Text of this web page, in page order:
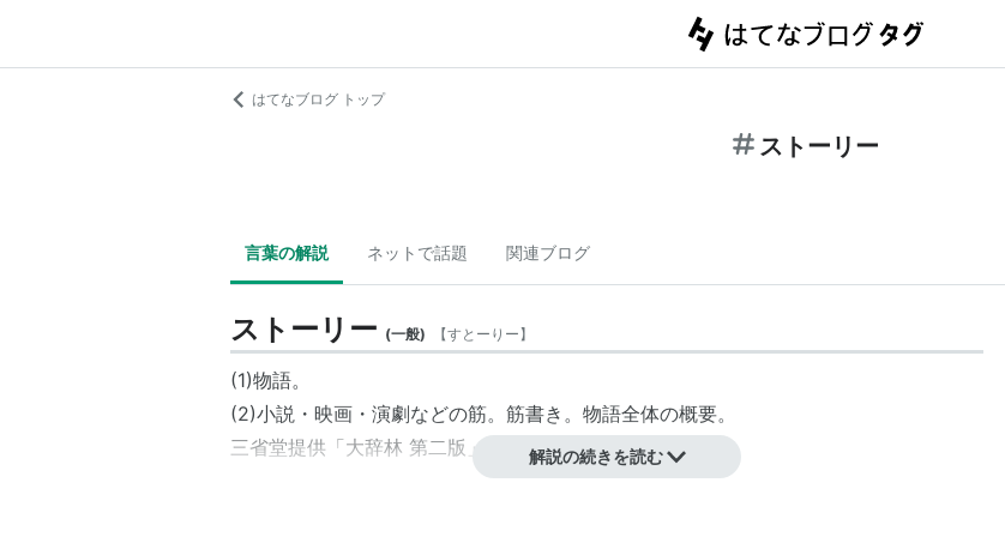
はてなブログ トップ
ストーリー
言葉の解説 ネットで話題 関連ブログ
ストーリー (一般) 【すとーりー】
(1)物語。
(2)小説・映画・演劇などの筋。筋書き。物語全体の概要。
三省堂提供「大辞林 第二版」より
解説の続きを読む